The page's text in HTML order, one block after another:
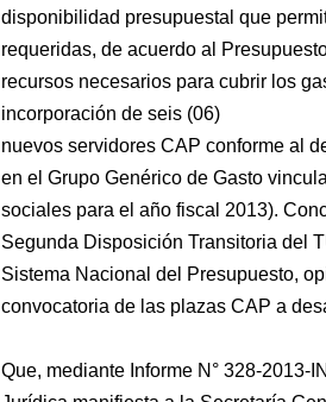
disponibilidad presupuestal que
requeridas, de acuerdo al
recursos necesarios para cubrir los
incorporación de seis (06)
nuevos servidores CAP conforme al
en el Grupo Genérico de Gasto
sociales para el año fiscal 2013).
Segunda Disposición Transitoria del
Sistema Nacional del Presupuesto,
convocatoria de las plazas CAP a
Que, mediante Informe N° 328-2013-